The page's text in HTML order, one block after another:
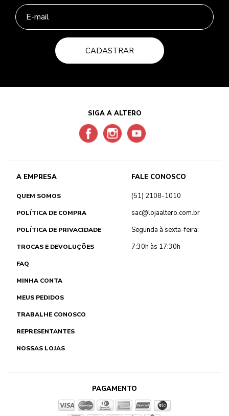
CADASTRAR
SIGA A ALTERO
A EMPRESA
QUEM SOMOS
POLÍTICA DE COMPRA
POLÍTICA DE PRIVACIDADE
TROCAS E DEVOLUÇÕES
FAQ
MINHA CONTA
MEUS PEDIDOS
TRABALHE CONOSCO
REPRESENTANTES
NOSSAS LOJAS
FALE CONOSCO
(51) 2108-1010
sac@lojaaltero.com.br
Segunda à sexta-feira:
7:30h às 17:30h
PAGAMENTO